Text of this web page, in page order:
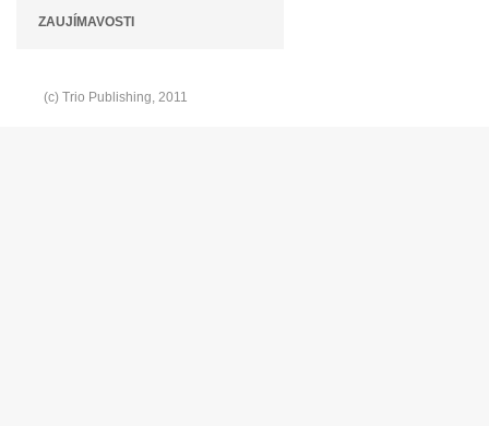
ZAUJÍMAVOSTI
(c) Trio Publishing, 2011